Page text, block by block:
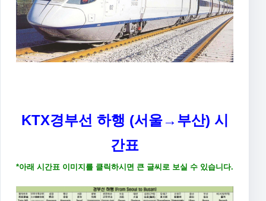
KTX경부선 하행 (서울→부산) 시
간표
*아래 시간표 이미지를 클릭하시면 큰 글씨로 보실 수 있습니다.